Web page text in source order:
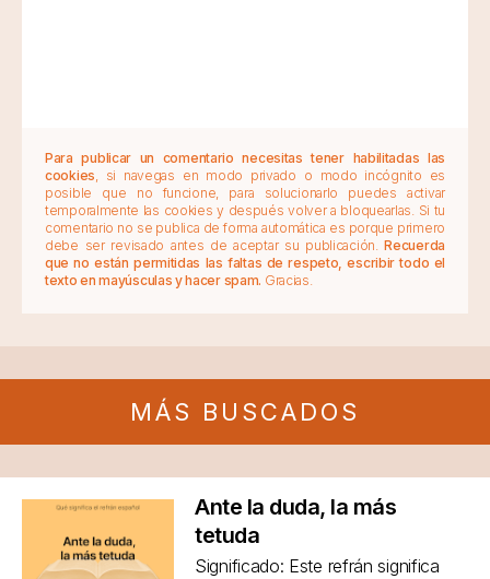
Para publicar un comentario necesitas tener habilitadas las
cookies , si navegas en modo privado o modo incógnito es
posible que no funcione, para solucionarlo puedes activar
temporalmente las cookies y después volver a bloquearlas. Si tu
comentario no se publica de forma automática es porque primero
debe ser revisado antes de aceptar su publicación.Recuerda
que no están permitidas las faltas de respeto, escribir todo el
texto en mayúsculas y hacer spam. Gracias.
MÁS BUSCADOS
Ante la duda, la más
tetuda
Significado: Este refrán significa